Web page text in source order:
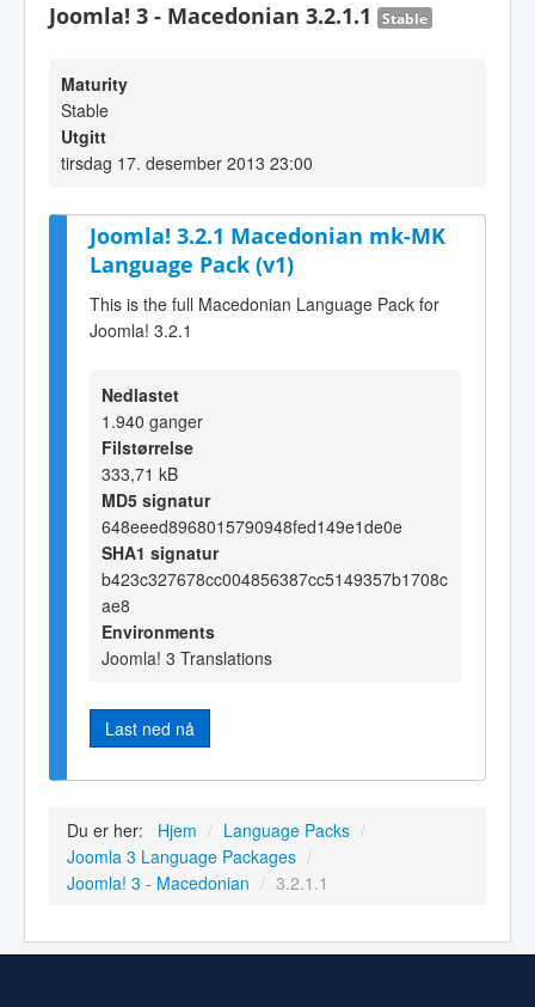
Joomla! 3 - Macedonian 3.2.1.1 Stable
Maturity
Stable
Utgitt
tirsdag 17. desember 2013 23:00
Joomla! 3.2.1 Macedonian mk-MK
Language Pack (v1)
This is the full Macedonian Language Pack for
Joomla! 3.2.1
Nedlastet
1.940 ganger
Filstørrelse
333,71 kB
MD5 signatur
648eeed8968015790948fed149e1de0e
SHA1 signatur
b423c327678cc004856387cc5149357b1708c
ae8
Environments
Joomla! 3 Translations
Last ned nå
Du er her: Hjem / Language Packs /
Joomla 3 Language Packages /
Joomla! 3 - Macedonian / 3.2.1.1